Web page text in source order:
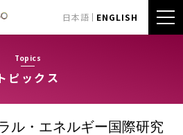
日本語 ENGLISH
Topics
ピックス
ル・エネルギー国際研究